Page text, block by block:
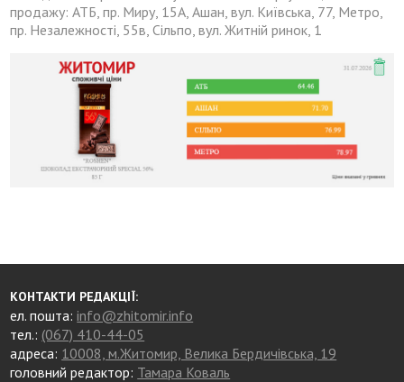
продажу: АТБ, пр. Миру, 15А, Ашан, вул. Київська, 77, Метро,
пр. Незалежності, 55в, Сільпо, вул. Житній ринок, 1
КОНТАКТИ РЕДАКЦІЇ:
ел. пошта:info@zhitomir.info
тел.: (067) 410-44-05
адреса: 10008, м.Житомир, Велика Бердичівська, 19
головний редактор: Тамара Коваль